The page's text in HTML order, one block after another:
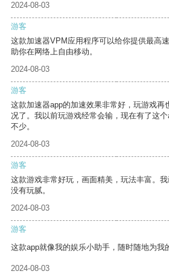
2024-08-03
游客
这款加速器VPM应用程序可以给你提供最高
助你在网络上自由移动。
2024-08-03
游客
这款加速器app的加速效果非常好，玩游戏再
况了。我以前玩游戏经常会输，现在有了这
不少。
2024-08-03
游客
这款游戏非常好玩，画面精美，玩法丰富。
没有玩腻。
2024-08-03
游客
这款app就像我的娱乐小助手，随时随地为我
2024-08-03